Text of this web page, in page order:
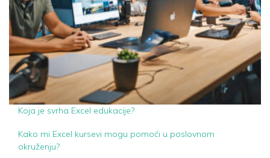
Koja je svrha Excel edukacije?
Kako mi Excel kursevi mogu pomoći u poslovnom
okruženju?